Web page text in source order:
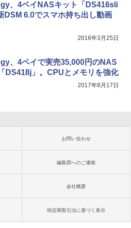
、4ベイNASキット「DS416sli
DSM 6.0でスマホ持ち出し動画
2016年3月25日
、4ベイで実売35,000円のNAS
DS418j」。CPUとメモリを強化
2017年8月17日
お問い合わせ
編集部へのご連絡
会社概要
特定商取引法に基づく表示